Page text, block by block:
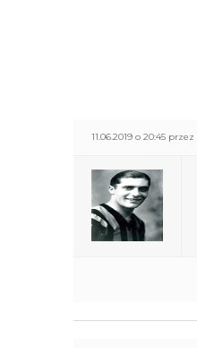
11.06.2019 o 20:45 przez